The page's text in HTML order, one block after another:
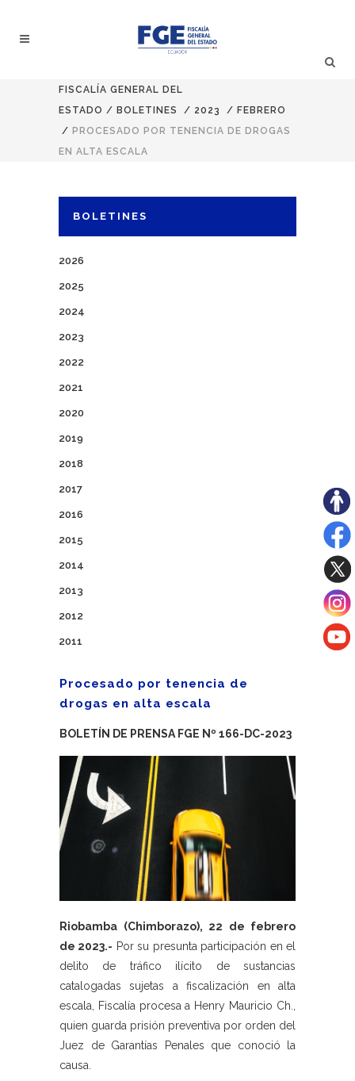
FISCALÍA GENERAL DEL
ESTADO / BOLETINES / 2023 / FEBRERO
/ PROCESADO POR TENENCIA DE DROGAS
EN ALTA ESCALA
BOLETINES
2026
2025
2024
2023
2022
2021
2020
2019
2018
2017
2016
2015
2014
2013
2012
2011
Procesado por tenencia de
drogas en alta escala
BOLETÍN DE PRENSA FGE Nº 166-DC-2023
Riobamba (Chimborazo), 22 de febrero
de 2023.- Por su presunta participación en el
delito de tráfico ilícito de sustancias
catalogadas sujetas a fiscalización en alta
escala, Fiscalía procesa a Henry Mauricio Ch.,
quien guarda prisión preventiva por orden del
Juez de Garantías Penales que conoció la
causa.